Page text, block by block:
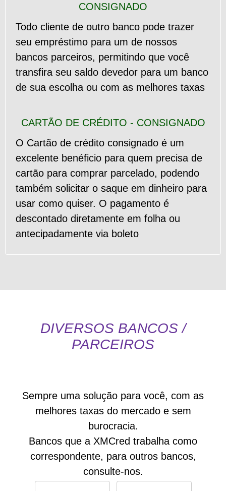
CONSIGNADO
Todo cliente de outro banco pode trazer
seu empréstimo para um de nossos
bancos parceiros, permitindo que você
transfira seu saldo devedor para um banco
de sua escolha ou com as melhores taxas
CARTÃO DE CRÉDITO - CONSIGNADO
O Cartão de crédito consignado é um
excelente benéficio para quem precisa de
cartão para comprar parcelado, podendo
também solicitar o saque em dinheiro para
usar como quiser. O pagamento é
descontado diretamente em folha ou
antecipadamente via boleto
DIVERSOS BANCOS /
PARCEIROS
Sempre uma solução para você, com as
melhores taxas do mercado e sem
burocracia.
Bancos que a XMCred trabalha como
correspondente, para outros bancos,
consulte-nos.